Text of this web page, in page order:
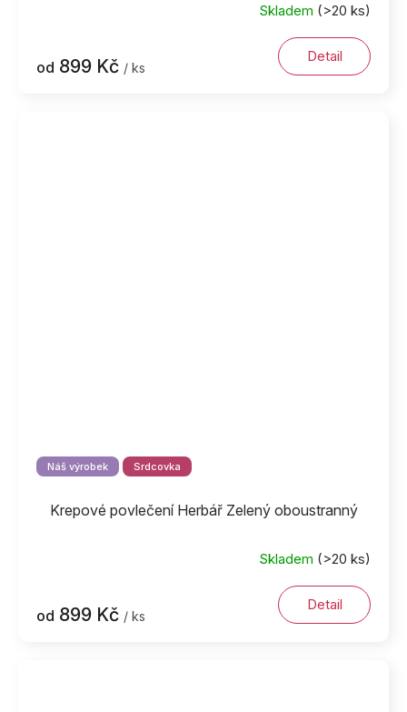
Skladem (>20 ks)
od 899 Kč / ks
Detail
Náš výrobek Srdcovka
Krepové povlečení Herbář Zelený oboustranný
Skladem (>20 ks)
od 899 Kč / ks
Detail